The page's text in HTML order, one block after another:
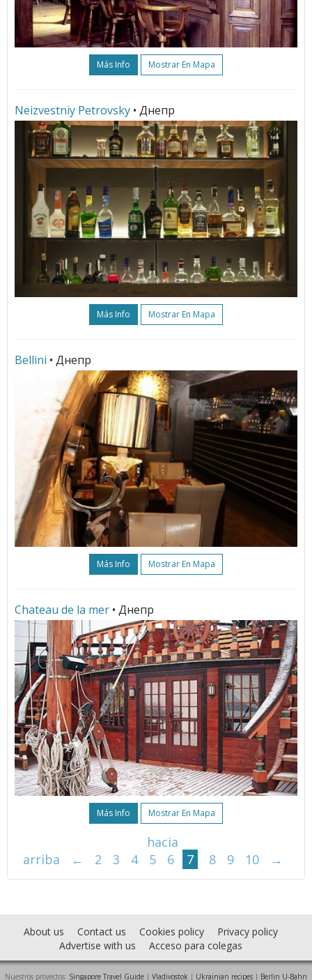
Más Info Mostrar En Mapa
Neizvestniy Petrovsky • Днепр
Más Info Mostrar En Mapa
Bellini • Днепр
Más Info Mostrar En Mapa
Chateau de la mer • Днепр
Más Info Mostrar En Mapa
hacia
arriba
← 2 3 4 5 6 7 8 9 10 →
About us Contact us Cookies policy
Privacy policy
Advertise with us
Acceso para colegas
Nuestros proyectos: Singapore Travel Guide | Vladivostok | Ukrainian recipes | Berlin U-Bahn